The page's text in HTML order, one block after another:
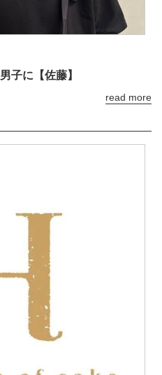
子に【佐藤】
read more